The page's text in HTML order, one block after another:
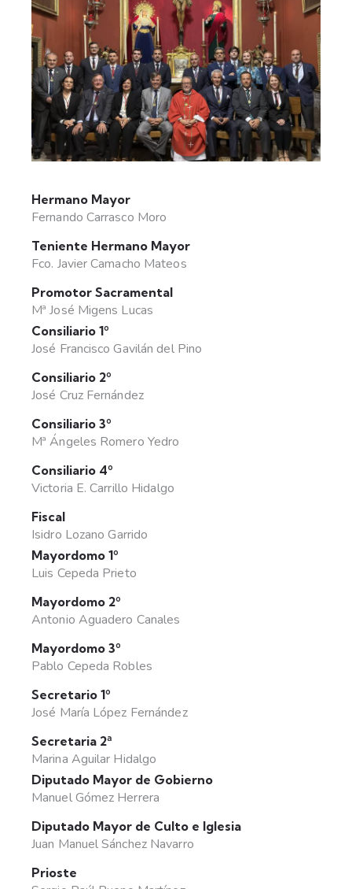
Hermano Mayor
Fernando Carrasco Moro
Teniente Hermano Mayor
Fco. Javier Camacho Mateos
Promotor Sacramental
Mª José Migens Lucas
Consiliario 1º
José Francisco Gavilán del Pino
Consiliario 2º
José Cruz Fernández
Consiliario 3º
Mª Ángeles Romero Yedro
Consiliario 4º
Victoria E. Carrillo Hidalgo
Fiscal
Isidro Lozano Garrido
Mayordomo 1º
Luis Cepeda Prieto
Mayordomo 2º
Antonio Aguadero Canales
Mayordomo 3º
Pablo Cepeda Robles
Secretario 1º
José María López Fernández
Secretaria 2ª
Marina Aguilar Hidalgo
Diputado Mayor de Gobierno
Manuel Gómez Herrera
Diputado Mayor de Culto e Iglesia
Juan Manuel Sánchez Navarro
Prioste